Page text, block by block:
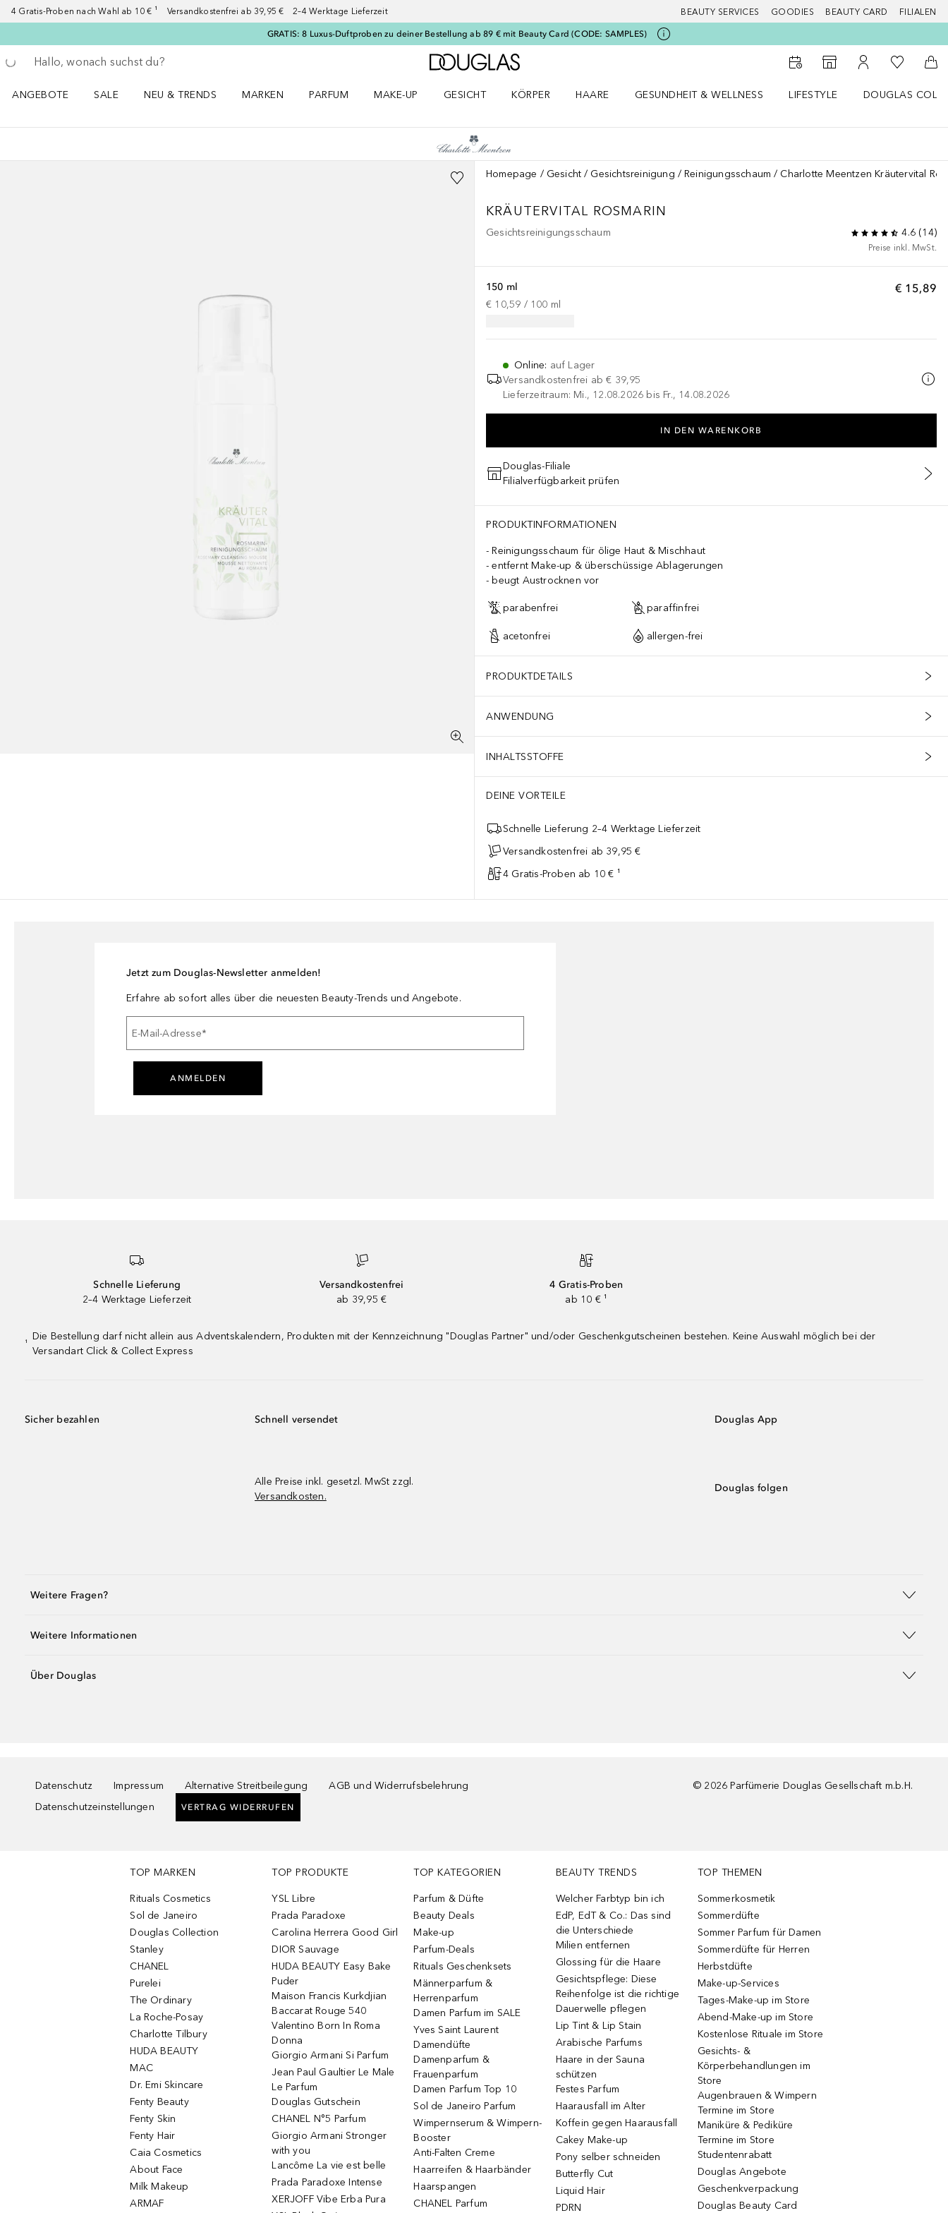
4 Gratis-Proben nach Wahl ab 10 € ¹ Versandkostenfrei ab 39,95 € 2–4 Werktage Lieferzeit BEAUTY SERVICES GOODIES BEAUTY CARD FILIALEN
GRATIS: 8 Luxus-Duftproben zu deiner Bestellung ab 89 € mit Beauty Card (CODE: SAMPLES)
Gehe zurück
Suche ausführen
Zur Douglas Startseite
Zum Storefinder
Zu Meinem
Zu Meiner
ANGEBOTE
SALE
NEU & TRENDS
MARKEN
PARFUM
MAKE-UP
GESICHT
KÖRPER
HAARE
GESUNDHEIT & WELLNESS
LIFESTYLE
DOUGLAS
Homepage Gesicht Gesichtsreinigung Reinigungsschaum Charlotte Meentzen Kräutervital
KRÄUTERVITAL ROSMARIN
Gesichtsreinigungsschaum 4.6(14)
Preise inkl. MwSt.
€ 15,89
150 ml
€ 10,59 / 100 ml
Online: auf Lager
Versandkostenfrei ab € 39,95
Lieferzeitraum: Mi., 12.08.2026 bis Fr., 14.08.2026
IN DEN WARENKORB
Douglas-Filiale
Filialverfügbarkeit prüfen
PRODUKTINFORMATIONEN
Reinigungsschaum für ölige Haut & Mischhaut
entfernt Make-up & überschüssige Ablagerungen
beugt Austrocknen vor
parabenfrei paraffinfrei
acetonfrei allergen-frei
PRODUKTDETAILS
ANWENDUNG
INHALTSSTOFFE
DEINE VORTEILE
Schnelle Lieferung 2–4 Werktage Lieferzeit
Versandkostenfrei ab 39,95 €
4 Gratis-Proben ab 10 € ¹
Jetzt zum Douglas-Newsletter anmelden!
Erfahre ab sofort alles über die neuesten Beauty-Trends und Angebote.
E-Mail-Adresse*
ANMELDEN
Schnelle Lieferung
2–4 Werktage Lieferzeit
Versandkostenfrei
ab 39,95 €
4 Gratis-Proben
ab 10 € ¹
¹
Die Bestellung darf nicht allein aus Adventskalendern, Produkten mit der Kennzeichnung "Douglas Partner" und/oder Geschenkgutscheinen bestehen. Keine Auswahl möglich bei der
Versandart Click & Collect Express
Sicher bezahlen Schnell versendet
Alle Preise inkl. gesetzl. MwSt zzgl.
Versandkosten.
Douglas App
Douglas folgen
Weitere Fragen?
Weitere Informationen
Über Douglas
Datenschutz Impressum Alternative Streitbeilegung
AGB und Widerrufsbelehrung
Datenschutzeinstellungen
VERTRAG WIDERRUFEN
© 2026 Parfümerie Douglas Gesellschaft m.b.H.
TOP MARKEN
Rituals Cosmetics
Sol de Janeiro
Douglas Collection
Stanley
CHANEL
Purelei
The Ordinary
La Roche-Posay
Charlotte Tilbury
HUDA BEAUTY
MAC
Dr. Emi Skincare
Fenty Beauty
Fenty Skin
Fenty Hair
Caia Cosmetics
About Face
Milk Makeup
ARMAF
TOP PRODUKTE
YSL Libre
Prada Paradoxe
Carolina Herrera Good Girl
DIOR Sauvage
HUDA BEAUTY Easy Bake
Puder
Maison Francis Kurkdjian
Baccarat Rouge 540
Valentino Born In Roma
Donna
Giorgio Armani Si Parfum
Jean Paul Gaultier Le Male
Le Parfum
Douglas Gutschein
CHANEL N°5 Parfum
Giorgio Armani Stronger
with you
Lancôme La vie est belle
Prada Paradoxe Intense
XERJOFF Vibe Erba Pura
TOP KATEGORIEN
Parfum & Düfte
Beauty Deals
Make-up
Parfum-Deals
Rituals Geschenksets
Männerparfum &
Herrenparfum
Damen Parfum im SALE
Yves Saint Laurent
Damendüfte
Damenparfum &
Frauenparfum
Damen Parfum Top 10
Sol de Janeiro Parfum
Wimpernserum & Wimpern-
Booster
Anti-Falten Creme
Haarreifen & Haarbänder
Haarspangen
CHANEL Parfum
BEAUTY TRENDS
Welcher Farbtyp bin ich
EdP, EdT & Co.: Das sind
die Unterschiede
Milien entfernen
Glossing für die Haare
Gesichtspflege: Diese
Reihenfolge ist die richtige
Dauerwelle pflegen
Lip Tint & Lip Stain
Arabische Parfums
Haare in der Sauna
schützen
Festes Parfum
Haarausfall im Alter
Koffein gegen Haarausfall
Cakey Make-up
Pony selber schneiden
Butterfly Cut
Liquid Hair
PDRN
TOP THEMEN
Sommerkosmetik
Sommerdüfte
Sommer Parfum für Damen
Sommerdüfte für Herren
Herbstdüfte
Make-up-Services
Tages-Make-up im Store
Abend-Make-up im Store
Kostenlose Rituale im Store
Gesichts- &
Körperbehandlungen im
Store
Augenbrauen & Wimpern
Termine im Store
Maniküre & Pediküre
Termine im Store
Studentenrabatt
Douglas Angebote
Geschenkverpackung
Douglas Beauty Card